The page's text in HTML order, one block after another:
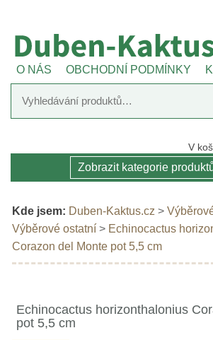
O NÁS OBCHODNÍ PODMÍNKY
V
Zobrazit kategorie
Kde jsem: Duben-Kaktus.cz >
Výběrové ostatní > Echinocactus
Corazon del Monte pot 5,5 cm
Echinocactus horizonthalonius
pot 5,5 cm